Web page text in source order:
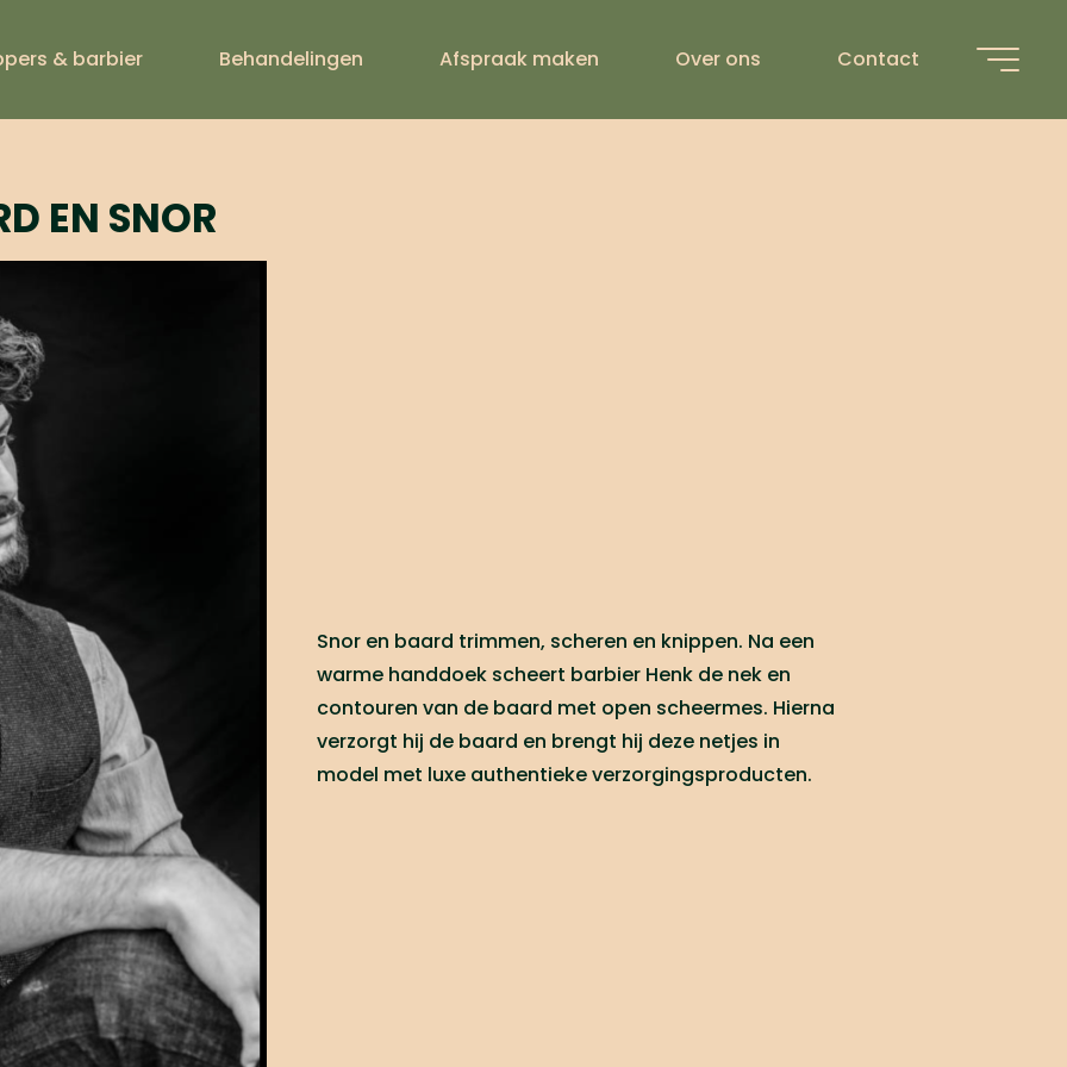
& barbier Behandelingen Afspraak maken Over ons Contact
EN SNOR
Snor en baard trimmen, scheren en knippen. Na een
warme handdoek scheert barbier Henk de nek en
contouren van de baard met open scheermes. Hierna
verzorgt hij de baard en brengt hij deze netjes in
model met luxe authentieke verzorgingsproducten.